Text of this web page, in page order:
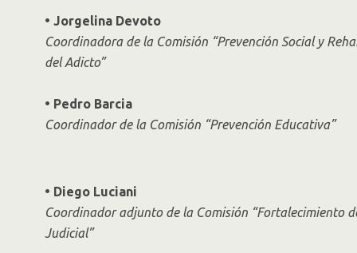
• Jorgelina Devoto
Coordinadora de la Comisión “Prevención Social y
del Adicto”
• Pedro Barcia
Coordinador de la Comisión “Prevención Educativa”
• Diego Luciani
Coordinador adjunto de la Comisión “Fortalecimiento
Judicial”